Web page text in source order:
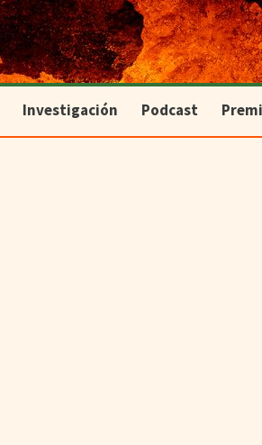
Investigación Podcast
Investigación Podcast